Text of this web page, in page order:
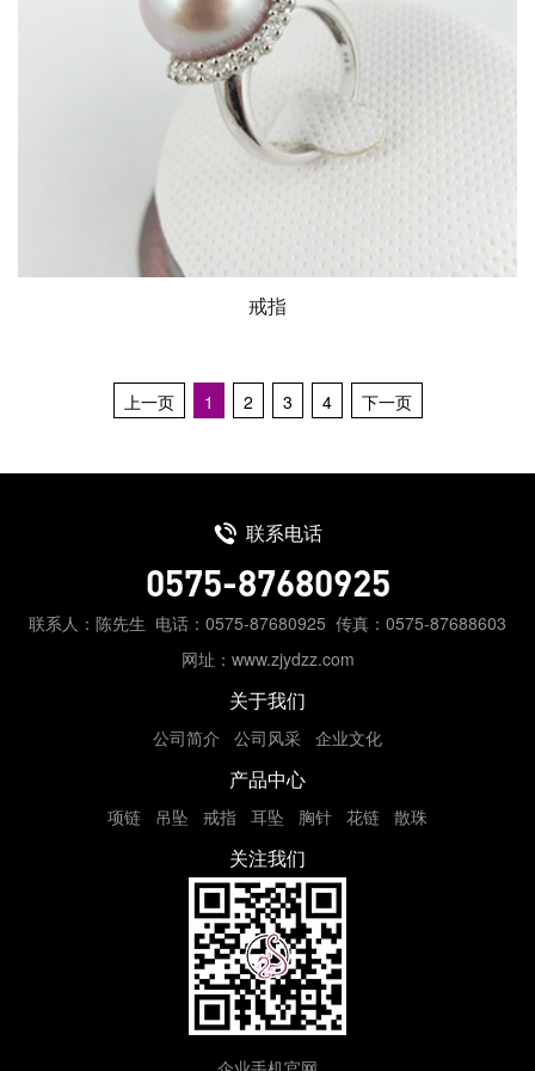
戒指
上一页 1 2 3 4 下一页
联系电话
0575-87680925
联系人：陈先生 电话：0575-87680925 传真：0575-87688603
网址：www.zjydzz.com
关于我们
公司简介 公司风采 企业文化
产品中心
项链 吊坠 戒指 耳坠 胸针 花链 散珠
关注我们